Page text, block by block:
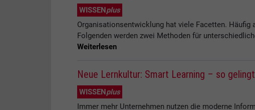
WISSEN plus
Organisationsentwicklung hat viele Facetten.
Folgenden werden zwei Methoden für
Weiterlesen
Neue Lernkultur: Smart Learning – so
WISSENplus
Immer mehr Unternehmen nutzen die moderne